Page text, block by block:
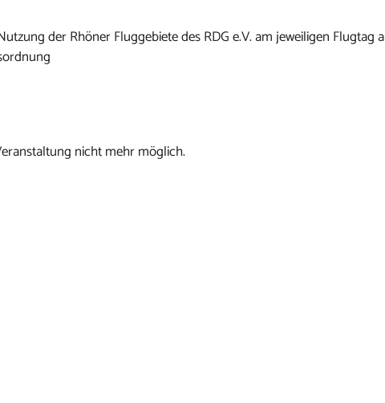
der Rhöner Fluggebiete des RDG e.V. am jeweiligen Flugtag
nicht mehr möglich.